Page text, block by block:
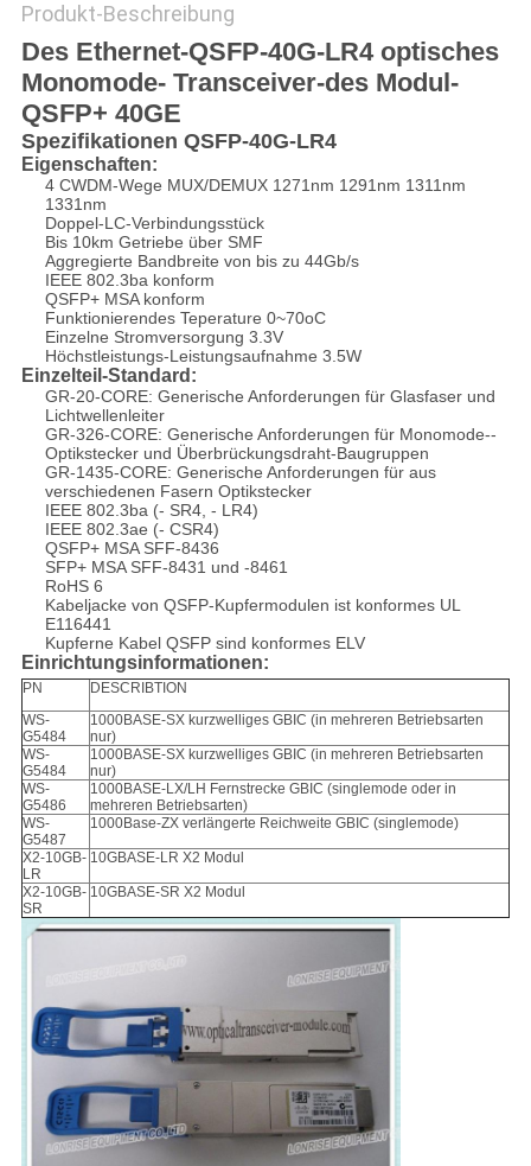
Produkt-Beschreibung
Des Ethernet-QSFP-40G-LR4 optisches
Monomode- Transceiver-des Modul-
QSFP+ 40GE
Spezifikationen QSFP-40G-LR4
Eigenschaften:
4 CWDM-Wege MUX/DEMUX 1271nm 1291nm 1311nm
1331nm
Doppel-LC-Verbindungsstück
Bis 10km Getriebe über SMF
Aggregierte Bandbreite von bis zu 44Gb/s
IEEE 802.3ba konform
QSFP+ MSA konform
Funktionierendes Teperature 0~70oC
Einzelne Stromversorgung 3.3V
Höchstleistungs-Leistungsaufnahme 3.5W
Einzelteil-Standard:
GR-20-CORE: Generische Anforderungen für Glasfaser und
Lichtwellenleiter
GR-326-CORE: Generische Anforderungen für Monomode--
Optikstecker und Überbrückungsdraht-Baugruppen
GR-1435-CORE: Generische Anforderungen für aus
verschiedenen Fasern Optikstecker
IEEE 802.3ba (- SR4, - LR4)
IEEE 802.3ae (- CSR4)
QSFP+ MSA SFF-8436
SFP+ MSA SFF-8431 und -8461
RoHS 6
Kabeljacke von QSFP-Kupfermodulen ist konformes UL
E116441
Kupferne Kabel QSFP sind konformes ELV
Einrichtungsinformationen:
PN
DESCRIBTION
WS-
G5484
1000BASE-SX kurzwelliges GBIC (in mehreren Betriebsarten
nur)
WS-
G5484
1000BASE-SX kurzwelliges GBIC (in mehreren Betriebsarten
nur)
WS-
G5486
1000BASE-LX/LH Fernstrecke GBIC (singlemode oder in
mehreren Betriebsarten)
WS-
G5487
1000Base-ZX verlängerte Reichweite GBIC (singlemode)
X2-10GB-
LR
10GBASE-LR X2 Modul
X2-10GB-
SR
10GBASE-SR X2 Modul